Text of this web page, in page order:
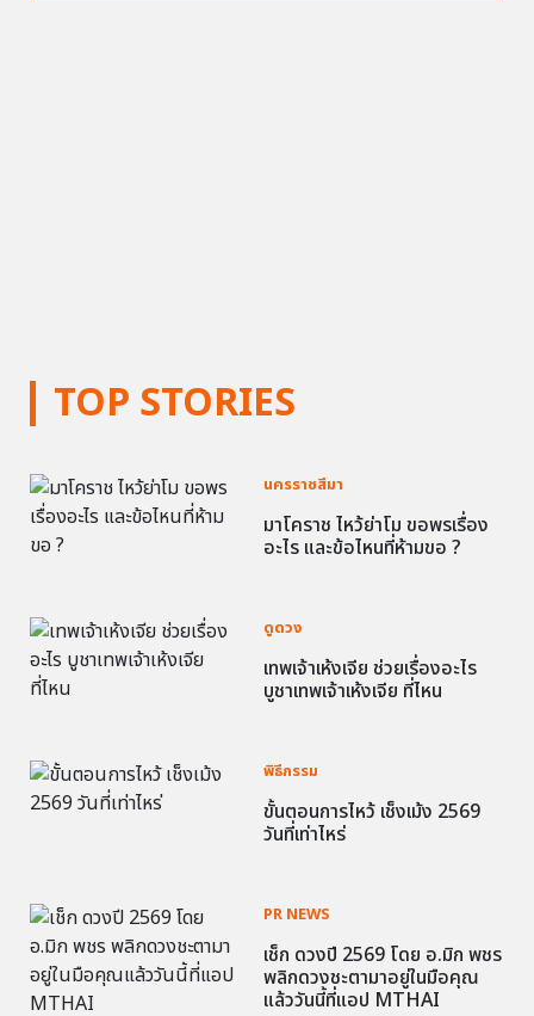
TOP STORIES
นครราชสีมา
มาโคราช ไหว้ย่าโม ขอพรเรื่อง
อะไร และข้อไหนที่ห้ามขอ ?
ดูดวง
เทพเจ้าเห้งเจีย ช่วยเรื่องอะไร
บูชาเทพเจ้าเห้งเจีย ที่ไหน
พิธีกรรม
ขั้นตอนการไหว้ เช็งเม้ง 2569
วันที่เท่าไหร่
PR NEWS
เช็ก ดวงปี 2569 โดย อ.มิก พชร
พลิกดวงชะตามาอยู่ในมือคุณ
แล้ววันนี้ที่แอป MTHAI